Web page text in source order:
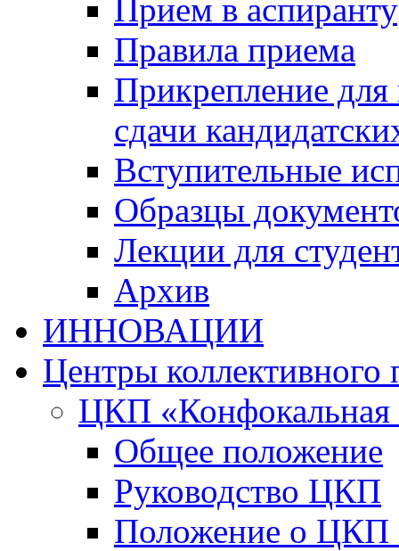
Прием в
Правила приема
Прикрепление для
сдачи
Вступительные
Образцы
Лекции для
Архив
ИННОВАЦИИ
Центры коллективного
ЦКП «Конфокальная
Общее положение
Руководство ЦКП
Положение о